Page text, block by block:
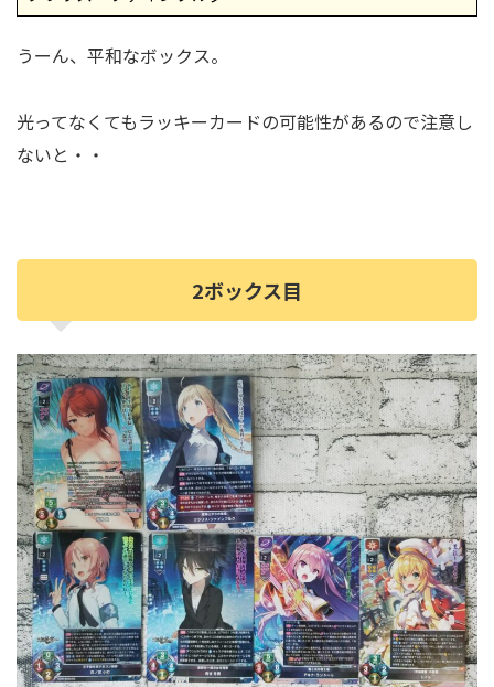
うーん、平和なボックス。
光ってなくてもラッキーカードの可能性があるので注意し
ないと・・
2ボックス目